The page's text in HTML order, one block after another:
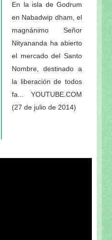
En la isla de Godrum
en Nabadwip dham, el
magnánimo Señor
Nityananda ha abierto
el mercado del Santo
Nombre, destinado a
la liberación de todos
fa... YOUTUBE.COM
(27 de julio de 2014)